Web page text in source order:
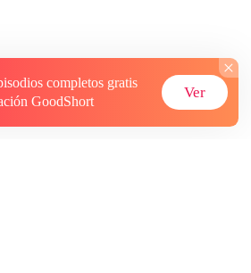
completos gratis
GoodShort
Ver